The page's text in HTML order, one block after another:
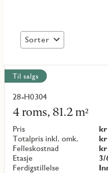
Sorter
Vis
alle
objekt
Til salgs
28-H0304
4 roms, 81.2 m²
Pris
kr
Totalpris inkl. omk.
kr
Felleskostnad
kr
Etasje
3/
Ferdigstillelse
Les
mer
om
objekt
{objectNumber}